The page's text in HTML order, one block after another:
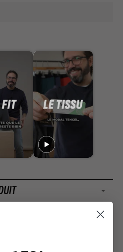
Underwear : l’ultime
doux, le boxer Hook Max
Respirant, léger et